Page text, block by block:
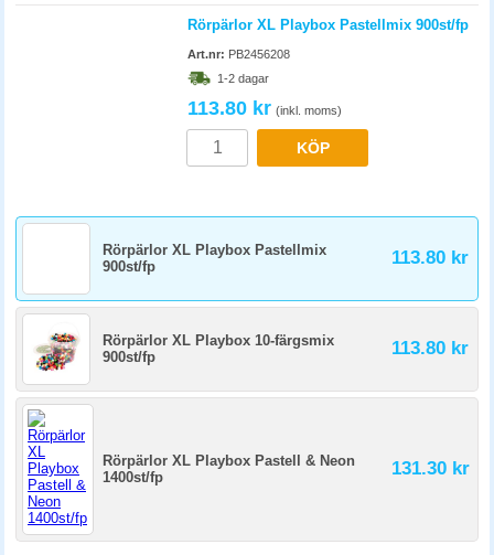
Rörpärlor XL Playbox Pastellmix 900st/fp
Art.nr: PB2456208
1-2 dagar
113.80 kr (inkl. moms)
KÖP
Rörpärlor XL Playbox Pastellmix
900st/fp
113.80 kr
Rörpärlor XL Playbox 10-färgsmix
900st/fp
113.80 kr